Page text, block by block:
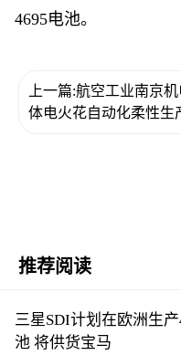
4695电池。
上一篇:航空工业南京
体电火花自动化柔性生
推荐阅读
三星SDI计划在欧洲生
池 将供货宝马